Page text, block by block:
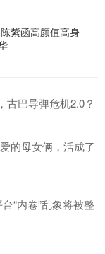
紫函高颜值高身
古巴导弹危机2.0？
的母女俩，活成了
“内卷”乱象将被整